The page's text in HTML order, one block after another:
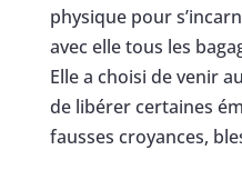
physique pour
avec elle tous les
Elle a choisi de venir
de libérer certaines
fausses croyances,